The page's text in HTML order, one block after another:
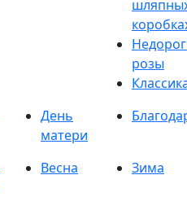
розы
День
матери
Весна Зима